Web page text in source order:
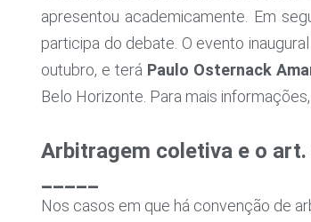
apresentou academicamente. Em
participa do debate. O evento
outubro, e terá Paulo Osternack
Belo Horizonte. Para mais
Arbitragem coletiva e o art.
Nos casos em que há convenção de